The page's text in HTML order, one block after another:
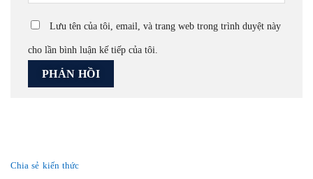
Chia sẻ kiến thức
Lưu tên của tôi, email, và trang web trong trình duyệt này
cho lần bình luận kế tiếp của tôi.